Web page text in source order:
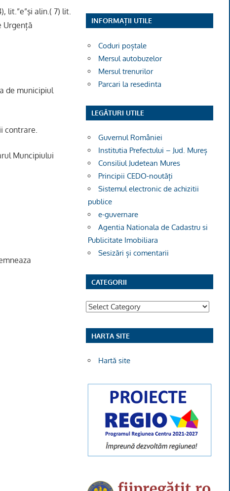
lit.”e”şi alin.( 7) lit.
Urgență
de municipiul
contrare.
Muncipiului
INFORMAȚII UTILE
Coduri poștale
Mersul autobuzelor
Mersul trenurilor
Parcari la resedinta
LEGĂTURI UTILE
Guvernul României
Institutia Prefectului – Jud. Mureș
Consiliul Judetean Mures
Principii CEDO-noutăți
Sistemul electronic de achizitii
publice
e-guvernare
Agentia Nationala de Cadastru si
Publicitate Imobiliara
Sesizări și comentarii
CATEGORII
Categorii
HARTA SITE
Hartă site